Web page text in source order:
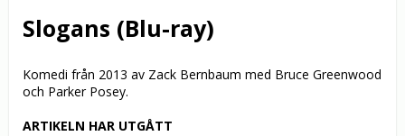
Slogans (Blu-ray)
Komedi från 2013 av Zack Bernbaum med Bruce Greenwood
och Parker Posey.
ARTIKELN HAR UTGÅTT